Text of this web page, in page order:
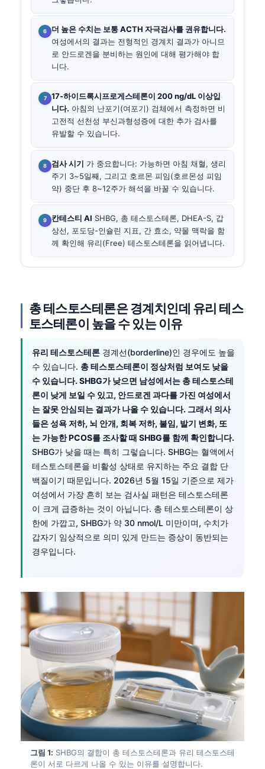
더 높은 수치는 보통 ACTH 자극검사를 권유합니다.
여성에서의 결과는 전형적인 경계치 결과가 아니므
로 안드로겐을 분비하는 원인에 대해 평가해야 합
니다.
17-하이드록시프로게스테론이 200 ng/dL 이상입
니다. 아침의 난포기(여포기) 검체에서 측정하면 비
고전적 선천성 부신과형성증에 대한 추가 검사를
유발할 수 있습니다.
검사 시기 가 중요합니다: 가능하면 아침 채혈, 생리
주기 3~5일째, 그리고 호르몬 피임(호르몬성 피임
약) 중단 후 8~12주가 해석을 바꿀 수 있습니다.
칸테스티 AI SHBG, 총 테스토스테론, DHEA-S, 갑
상선, 포도당-인슐린 지표, 간 효소, 약물 맥락을 함
께 확인해 유리(Free) 테스토스테론을 읽어냅니다.
총 테스토스테론은 경계치인데 유리 테스
토스테론이 높을 수 있는 이유
유리 테스토스테론 경계선(borderline)인 경우에도 높을
수 있습니다. 총 테스토스테론이 정상처럼 보여도 낮을
수 있습니다. SHBG가 낮으면 남성에서는 총 테스토스테
론이 낮게 보일 수 있고, 안드로겐 과다를 가진 여성에서
는 잘못 안심되는 결과가 나올 수 있습니다. 그래서 의사
들은 성욕 저하, 뇌 안개, 회복 저하, 불임, 발기 변화, 또
는 가능한 PCOS를 조사할 때 SHBG를 함께 확인합니다.
SHBG가 낮을 때는 특히 그렇습니다. SHBG는 혈액에서
테스토스테론을 비활성 상태로 유지하는 주요 결합 단
백질이기 때문입니다. 2026년 5월 15일 기준으로 제가
여성에서 가장 흔히 보는 검사실 패턴은 테스토스테론
이 크게 급증하는 것이 아닙니다. 총 테스토스테론이 상
한에 가깝고, SHBG가 약 30 nmol/L 미만이며, 수치가
갑자기 임상적으로 의미 있게 만드는 증상이 동반되는
경우입니다.
그림 1: SHBG의 결합이 총 테스토스테론과 유리 테스토스테
론이 서로 다르게 나올 수 있는 이유를 설명합니다.